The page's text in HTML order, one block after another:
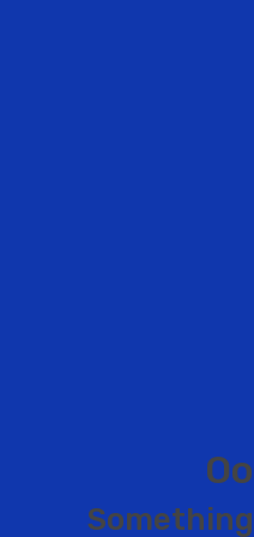
Oo
Something